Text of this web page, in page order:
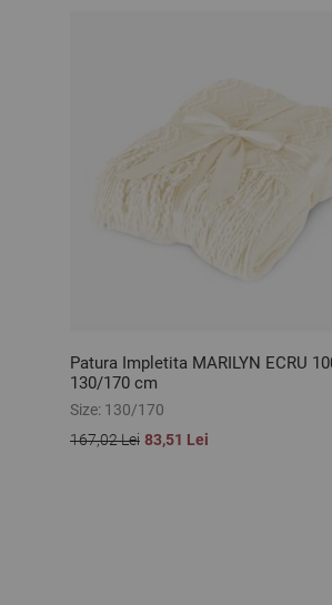
Patura Impletita MARILYN ECRU
130/170 cm
Size: 130/170
167,02 Lei 83,51 Lei